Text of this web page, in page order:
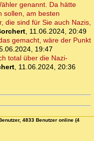
genannt. Da hätte
sollen, am besten
die sind für Sie auch Nazis,
, 11.06.2024, 20:49
gemacht, wäre der Punkt
19:47
total über die Nazi-
, 11.06.2024, 20:36
4833 Benutzer online (4